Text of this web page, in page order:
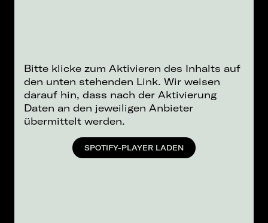
Bitte klicke zum Aktivieren des Inhalts auf
den unten stehenden Link. Wir weisen
darauf hin, dass nach der Aktivierung
Daten an den jeweiligen Anbieter
übermittelt werden.
SPOTIFY-PLAYER LADEN